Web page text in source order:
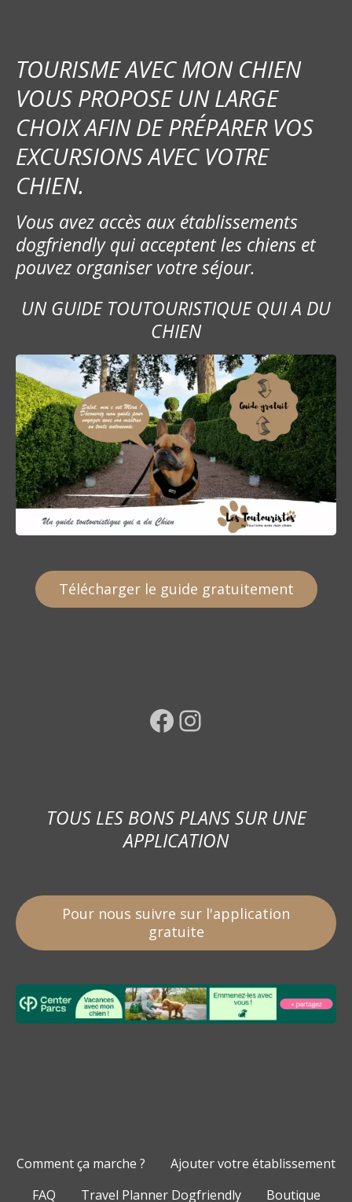
i
o
n
d
e
l
’
a
r
t
i
c
l
e
TOURISME AVEC MON CHIEN
VOUS PROPOSE UN LARGE
CHOIX AFIN DE PRÉPARER VOS
EXCURSIONS AVEC VOTRE
CHIEN.
Vous avez accès aux établissements
dogfriendly qui acceptent les chiens et
pouvez organiser votre séjour.
UN GUIDE TOUTOURISTIQUE QUI A DU
CHIEN
Télécharger le guide gratuitement
Facebook Instagram
TOUS LES BONS PLANS SUR UNE
APPLICATION
Pour nous suivre sur l'application
gratuite
Comment ça marche ?
Ajouter votre établissement
FAQ
Travel Planner Dogfriendly Boutique